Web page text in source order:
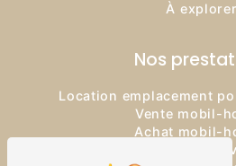
À explorer
Nos
Location emplacement
Vente mobil-
Achat mobil-
Location de